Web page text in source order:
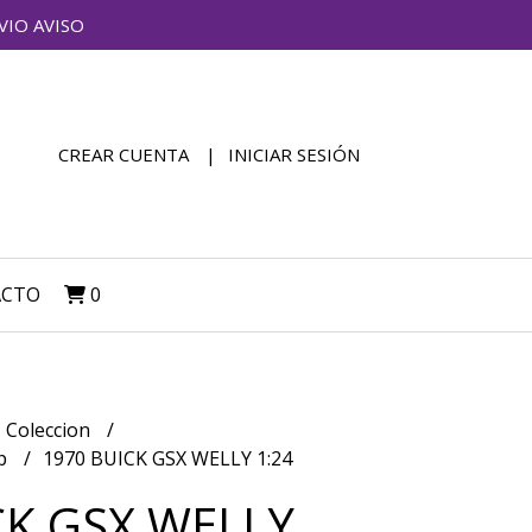
AVISO
CREAR CUENTA INICIAR SESIÓN
0
Coleccion
1970 BUICK GSX WELLY 1:24